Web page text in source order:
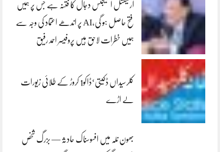
آرٹیفشل انٹلیجنس دجال کا فتنہ ہے جس پر ہمیں
فتح حاصل ہو گی،AI پر اندھے اعتماد کی وجہ سے
ہمیں خطرات لاحق ہیں پروفیسر احمد رفیق
کلرسیداں ڈکیتی‘ڈاکو1 کروڑ کے طلائی زیورات
لے اڑے
بھون نلہ میں افسوسناک حادثہ — بزرگ شخص